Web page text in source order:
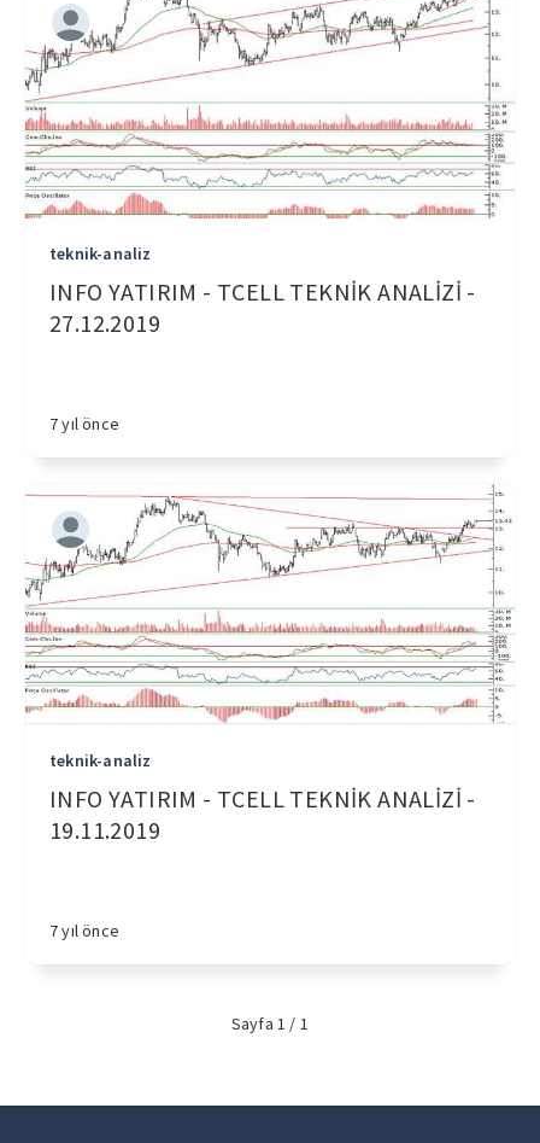
teknik-analiz
INFO YATIRIM - TCELL TEKNİK ANALİZİ -
27.12.2019
7 yıl önce
teknik-analiz
INFO YATIRIM - TCELL TEKNİK ANALİZİ -
19.11.2019
7 yıl önce
Sayfa 1 / 1